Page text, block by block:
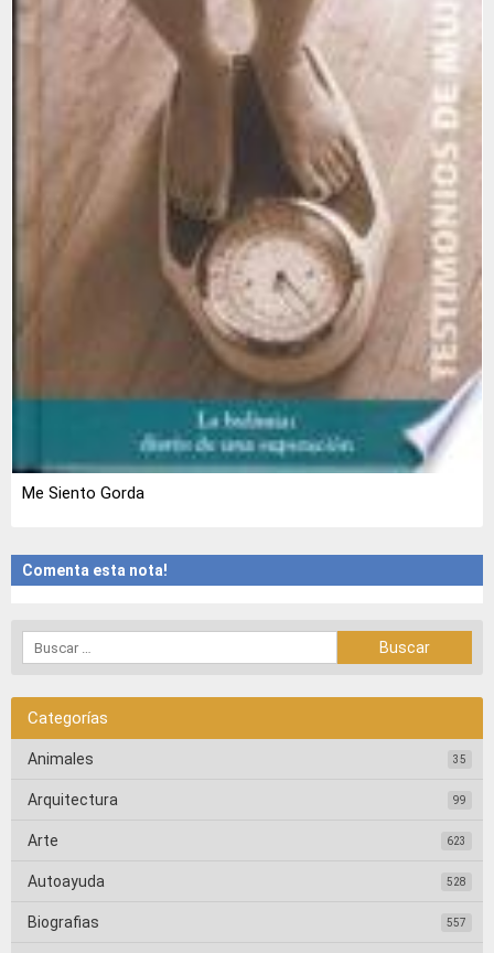
Me Siento Gorda
Comenta esta nota!
Categorías
Animales 35
Arquitectura 99
Arte 623
Autoayuda 528
Biografias 557